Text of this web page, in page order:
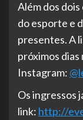
Além dos
do esporte e
presentes. A
próximos
Instagram:
Os ingressos
link: http://